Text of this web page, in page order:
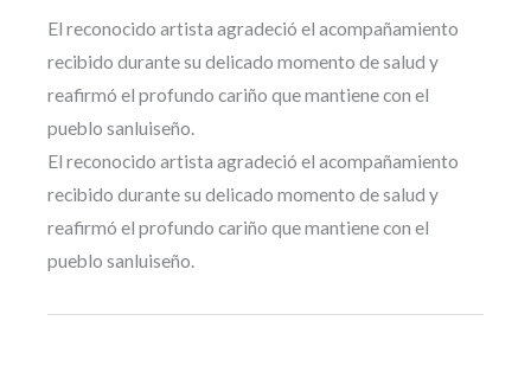
El reconocido artista agradeció el acompañamiento
recibido durante su delicado momento de salud y
reafirmó el profundo cariño que mantiene con el
pueblo sanluiseño.
El reconocido artista agradeció el acompañamiento
recibido durante su delicado momento de salud y
reafirmó el profundo cariño que mantiene con el
pueblo sanluiseño.